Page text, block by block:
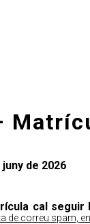
de 2026
cal
de correu spam,